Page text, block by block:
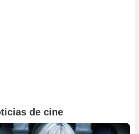
de cine